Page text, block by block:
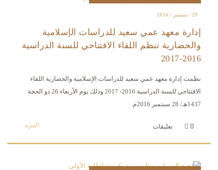
إدارة معهد عمي سعيد للدراسات الإسلامية
والحضارية تنظم اللقاء الافتتاحي للسنة الدراسية
2016-2017
نظمت إدارة معهد عمي سعيد للدراسات الإسلامية والحضارية اللقاء
الافتتاحي للسنة الدراسية 2016- 2017 وذلك يوم الأربعاء 26 ذو الحجة
1437هـ/ 28 سبتمبر 2016م.
المزيد 0 تعليقات